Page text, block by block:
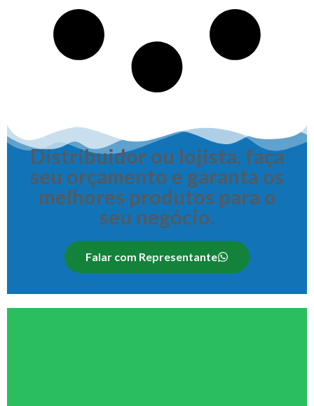
Distribuidor ou lojista, faça
seu orçamento e garanta os
melhores produtos para o
seu negócio.
Falar com Representante